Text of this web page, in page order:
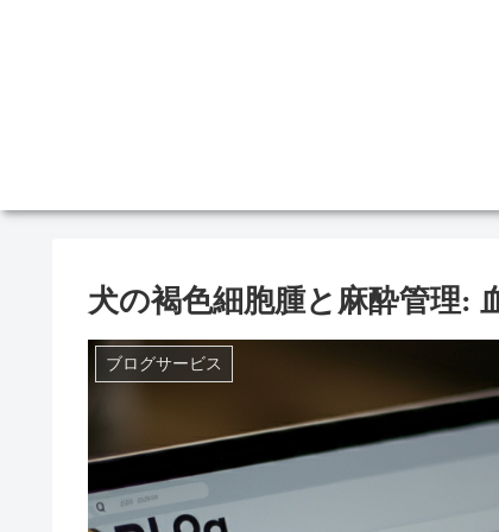
犬の褐色細胞腫と麻酔管理:
ブログサービス